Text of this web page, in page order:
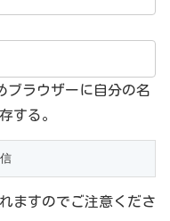
ブラウザーに自分の名
する。
ますのでご注意くださ